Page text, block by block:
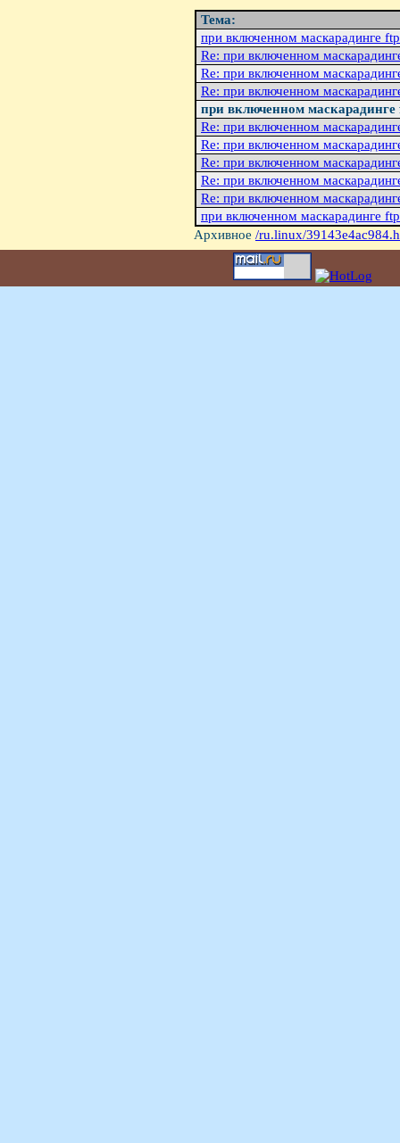
Тема:
при включенном маскарадинге
Re: при включенном
Re: при включенном
Re: при включенном
при включенном
Re: при включенном
Re: при включенном
Re: при включенном
Re: при включенном
Re: при включенном
при включенном маскарадинге
Архивное /ru.linux/